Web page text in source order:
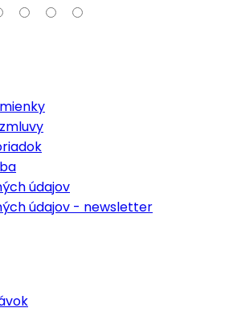
údajov
údajov - newsletter